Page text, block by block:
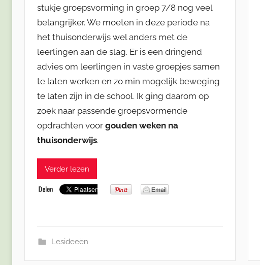
stukje groepsvorming in groep 7/8 nog veel
belangrijker. We moeten in deze periode na
het thuisonderwijs wel anders met de
leerlingen aan de slag. Er is een dringend
advies om leerlingen in vaste groepjes samen
te laten werken en zo min mogelijk beweging
te laten zijn in de school. Ik ging daarom op
zoek naar passende groepsvormende
opdrachten voor gouden weken na
thuisonderwijs.
Verder lezen
Lesideeën